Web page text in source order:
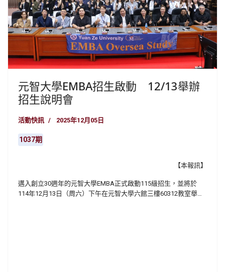
元智大學EMBA招生啟動 12/13舉辦
招生說明會
活動快訊 2025年12月05日
1037期
【本報訊】
邁入創立30週年的元智大學EMBA正式啟動115級招生，並將於
114年12月13日（周六）下午在元智大學六館三樓60312教室舉行